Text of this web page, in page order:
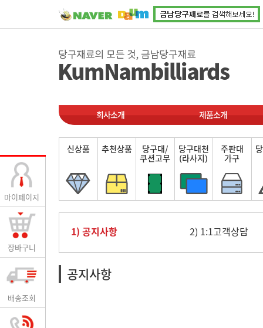
회사소개 제품소개
마이페이지
장바구니
배송조회
신상품 추천상품
당구대/
쿠션고무
당구대천
(라사지)
주판대
가구
1) 공지사항 2) 1:1고객상담
공지사항